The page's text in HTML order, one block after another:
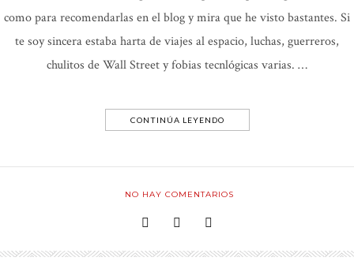
como para recomendarlas en el blog y mira que he visto bastantes. Si
te soy sincera estaba harta de viajes al espacio, luchas, guerreros,
chulitos de Wall Street y fobias tecnlógicas varias. …
CONTINÚA LEYENDO
NO HAY COMENTARIOS